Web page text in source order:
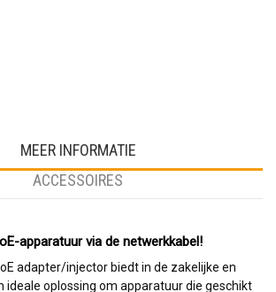
MEER INFORMATIE
ACCESSOIRES
apparatuur via de netwerkkabel!
adapter/injector biedt in de zakelijke en
ideale oplossing om apparatuur die geschikt